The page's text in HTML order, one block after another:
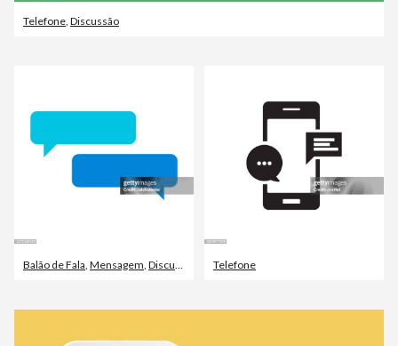
Telefone, Discussão
Balão de Fala, Mensagem, Discussão Telefone